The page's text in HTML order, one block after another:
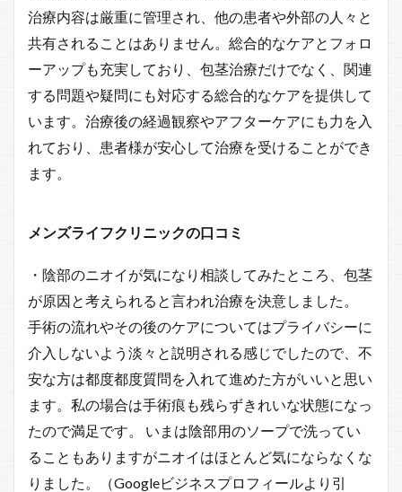
治療内容は厳重に管理され、他の患者や外部の人々と
共有されることはありません。総合的なケアとフォロ
ーアップも充実しており、包茎治療だけでなく、関連
する問題や疑問にも対応する総合的なケアを提供して
います。治療後の経過観察やアフターケアにも力を入
れており、患者様が安心して治療を受けることができ
ます。
メンズライフクリニックの口コミ
・陰部のニオイが気になり相談してみたところ、包茎
が原因と考えられると言われ治療を決意しました。
手術の流れやその後のケアについてはプライバシーに
介入しないよう淡々と説明される感じでしたので、不
安な方は都度都度質問を入れて進めた方がいいと思い
ます。私の場合は手術痕も残らずきれいな状態になっ
たので満足です。 いまは陰部用のソープで洗ってい
ることもありますがニオイはほとんど気にならなくな
りました。（Googleビジネスプロフィールより引